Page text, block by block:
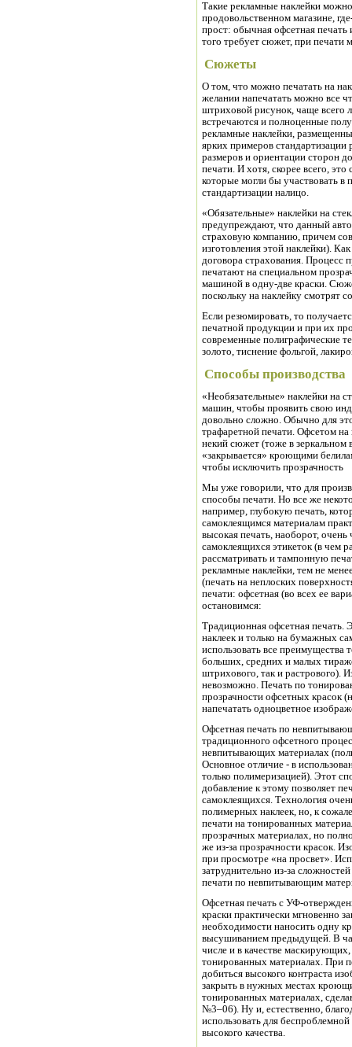
Такие рекламные наклейки
продовольственном магазине,
прост: обычная офсетная
того требует сюжет, при печати
Сюжеты
О том, что можно печатать на
желании напечатать можно все
штриховой рисунок, чаще всего
встречаются и полноценные
рекламные наклейки,
ярких примеров стандартизации
размеров и ориентации сторон
печати. И хотя, скорее всего,
которые могли бы участвовать в
стандартизации налицо.
«Обязательные» наклейки на
предупреждают, что данный
страховую компанию, причем
изготовления этой наклейки).
договора страхования. Процесс
печатают на специальном
машиной в одну-две краски.
поскольку на наклейку смотрят
Если резюмировать, то
печатной продукции и при их
современные полиграфические
золото, тиснение фольгой,
Способы производства
«Необязательные» наклейки на
машин, чтобы проявить свою
довольно сложно. Обычно для
трафаретной печати. Офсетом
некий сюжет (тоже в зеркальном
«закрывается» кроющими
чтобы исключить прозрачность
Мы уже говорили, что для
способы печати. Но все же
например, глубокую печать,
самоклеящимся материалам
высокая печать, наоборот,
самоклеящихся этикеток (в чем
рассматривать и тампонную
рекламные наклейки, тем не
(печать на неплоских
печати: офсетная (во всех ее
остановимся:
Традиционная офсетная печать.
наклеек и только на бумажных
использовать все преимущества
больших, средних и малых
штрихового, так и растрового).
невозможно. Печать по
прозрачности офсетных красок
напечатать одноцветное
Офсетная печать по
традиционного офсетного
невпитывающих материалах
Основное отличие - в
только полимеризацией). Этот
добавление к этому позволяет
самоклеящихся. Технология
полимерных наклеек, но, к
печати на тонированных
прозрачных материалах, но
же из-за прозрачности красок.
при просмотре «на просвет».
затруднительно из-за
печати по невпитывающим
Офсетная печать с УФ-
краски практически мгновенно
необходимости наносить одну
высушиванием предыдущей. В
числе и в качестве
тонированных материалах. При
добиться высокого контраста
закрыть в нужных местах
тонированных материалах,
№3–06). Ну и, естественно,
использовать для
высокого качества.